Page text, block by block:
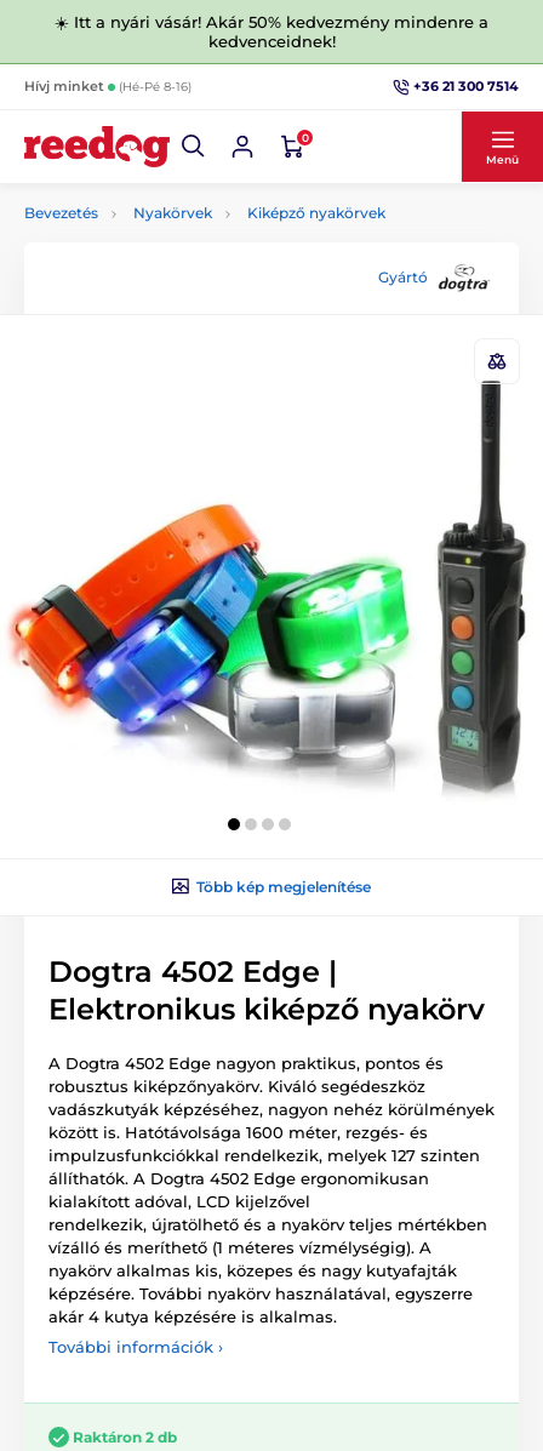
☀️ Itt a nyári vásár! Akár 50% kedvezmény mindenre a
kedvenceidnek!
Hívj minket (Hé-Pé 8-16) +36 21 300 7514
0
Menü
Bevezetés Nyakörvek Kiképző nyakörvek
Gyártó
Több kép megjelenítése
Dogtra 4502 Edge |
Elektronikus kiképző nyakörv
A Dogtra 4502 Edge nagyon praktikus, pontos és
robusztus kiképzőnyakörv. Kiváló segédeszköz
vadászkutyák képzéséhez, nagyon nehéz körülmények
között is. Hatótávolsága 1600 méter, rezgés- és
impulzusfunkciókkal rendelkezik, melyek 127 szinten
állíthatók. A Dogtra 4502 Edge ergonomikusan
kialakított adóval, LCD kijelzővel
rendelkezik, újratölhető és a nyakörv teljes mértékben
vízálló és meríthető (1 méteres vízmélységig). A
nyakörv alkalmas kis, közepes és nagy kutyafajták
képzésére. További nyakörv használatával, egyszerre
akár 4 kutya képzésére is alkalmas.
További információk ›
Raktáron 2 db